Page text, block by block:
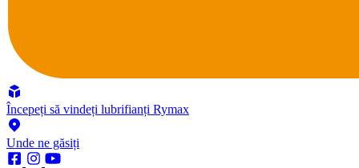
Începeți să vindeți lubrifianți Rymax
Unde ne găsiți